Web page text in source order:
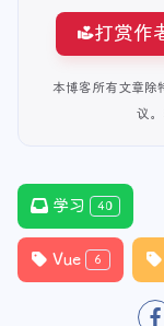
打赏作
本博客所有文章除
议
学习 40
Vue 6